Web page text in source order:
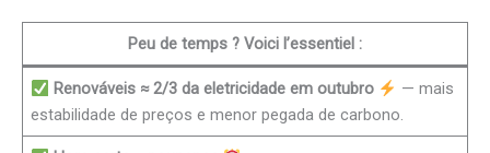
Peu de temps ? Voici l’essentiel :
Renováveis ≈ 2/3 da eletricidade em outubro
— mais
estabilidade de preços e menor pegada de carbono.